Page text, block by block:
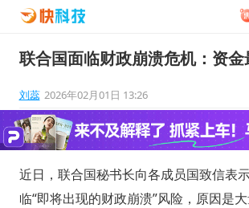
联合国面临财政崩溃危机：资
刘蕊 2026年02月01日 13:26
近日，联合国秘书长向各成员国致信表
临“即将出现的财政崩溃”风险，原因是